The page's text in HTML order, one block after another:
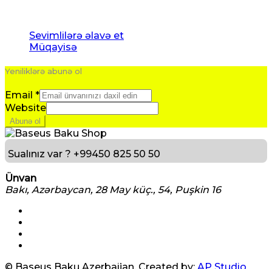
Sevimlilərə əlavə et
Müqayisə
Yeniliklərə abunə ol
Email *
Website
Abunə ol
Sualınız var ? +99450 825 50 50
Ünvan
Bakı, Azərbaycan, 28 May küç., 54, Puşkin 16